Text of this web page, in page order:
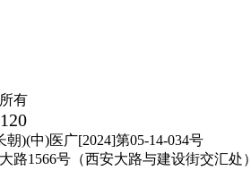
有
)(中)医广[2024]第05-14-034号
路1566号（西安大路与建设街交汇处）